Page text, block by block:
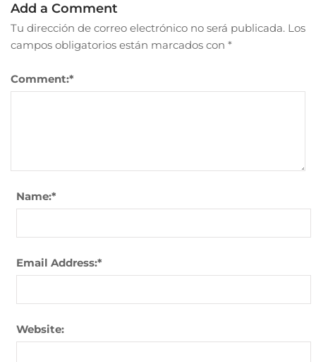
Add a Comment
Tu dirección de correo electrónico no será publicada. Los
campos obligatorios están marcados con *
Comment:*
Name:*
Email Address:*
Website: